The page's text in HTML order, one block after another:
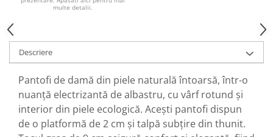
multe detalii.
Descriere
Pantofi de damă din piele naturală întoarsă, într-o
nuanță electrizantă de albastru, cu vârf rotund și
interior din piele ecologică. Acești pantofi dispun
de o platformă de 2 cm și talpă subțire din thunit.